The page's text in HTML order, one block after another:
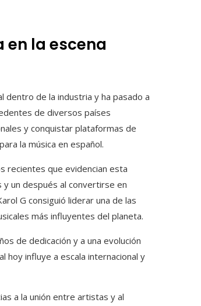
en la escena
dentro de la industria y ha pasado a
de diversos países
y conquistar plataformas de
la música en español.
recientes que evidencian esta
un después al convertirse en
G consiguió liderar una de las
más influyentes del planeta.
de dedicación y a una evolución
hoy influye a escala internacional y
a la unión entre artistas y al